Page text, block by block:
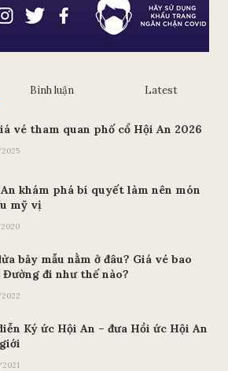
Bình luận Latest
vé tham quan phố cổ Hội An 2026
khám phá bí quyết làm nên món
mỹ vị
bảy mẫu nằm ở đâu? Giá vé bao
Đường đi như thế nào?
Ký ức Hội An – đưa Hồi ức Hội An